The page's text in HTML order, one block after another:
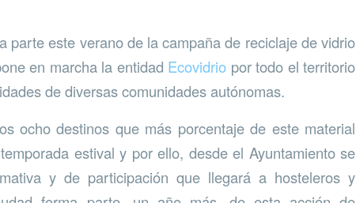
parte este verano de la campaña de reciclaje de vidrio
en marcha la entidad Ecovidrio por todo el territorio
de diversas comunidades autónomas.
ocho destinos que más porcentaje de este material
estival y por ello, desde el Ayuntamiento se
y de participación que llegará a hosteleros y